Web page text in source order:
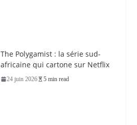
The Polygamist : la série sud-
africaine qui cartone sur Netflix
24 juin 2026 5 min read